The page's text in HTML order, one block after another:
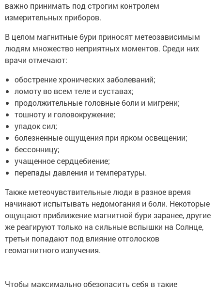
важно принимать под строгим контролем
измерительных приборов.
В целом магнитные бури приносят метеозависимым
людям множество неприятных моментов. Среди них
врачи отмечают:
обострение хронических заболеваний;
ломоту во всем теле и суставах;
продолжительные головные боли и мигрени;
тошноту и головокружение;
упадок сил;
болезненные ощущения при ярком освещении;
бессонницу;
учащенное сердцебиение;
перепады давления и температуры.
Также метеочувствительные люди в разное время
начинают испытывать недомогания и боли. Некоторые
ощущают приближение магнитной бури заранее, другие
же реагируют только на сильные вспышки на Солнце,
третьи попадают под влияние отголосков
геомагнитного излучения.
Чтобы максимально обезопасить себя в такие